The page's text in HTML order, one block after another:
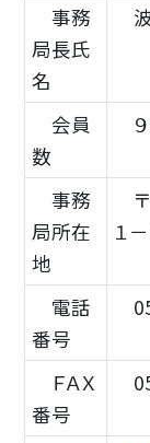
事務
局長氏
名
会員
数
９
事務
局所在
地
１
電話
番号
ＦＡＸ
番号